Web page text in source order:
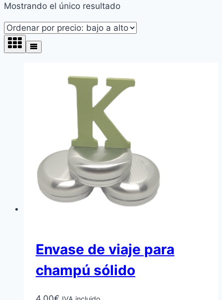
Mostrando el único resultado
Envase de viaje para
champú sólido